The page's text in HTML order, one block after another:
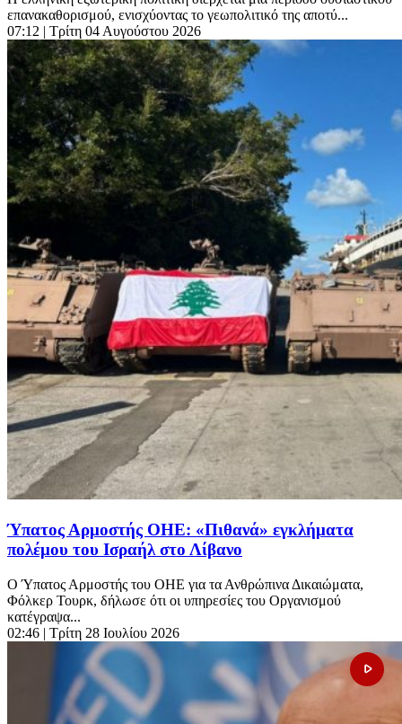
επανακαθορισμού, ενισχύοντας το γεωπολιτικό της αποτύ...
07:12 | Τρίτη 04 Αυγούστου 2026
Ύπατος Αρμοστής ΟΗΕ: «Πιθανά» εγκλήματα
πολέμου του Ισραήλ στο Λίβανο
Ο Ύπατος Αρμοστής του ΟΗΕ για τα Ανθρώπινα Δικαιώματα,
Φόλκερ Τουρκ, δήλωσε ότι οι υπηρεσίες του Οργανισμού
κατέγραψα...
02:46 | Τρίτη 28 Ιουλίου 2026